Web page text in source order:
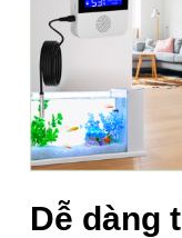
Dễ dàng
Pin dự
phòng tích
hợp
Phạm vi đo
nhiệt
Độ chính
độ